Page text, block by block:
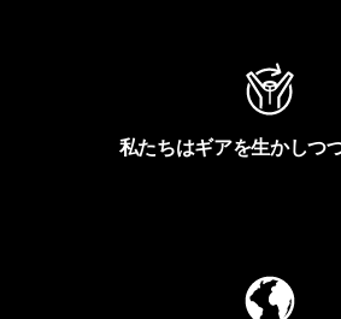
私たちはギアを生かしつ